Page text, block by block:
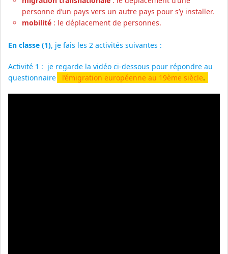
personne d’un pays vers un autre pays pour s’y installer.
mobilité : le déplacement de personnes.
En classe (1), je fais les 2 activités suivantes :
Activité 1 : je regarde la vidéo ci-dessous pour répondre au
questionnaire
l’émigration européenne au 19ème siècle.